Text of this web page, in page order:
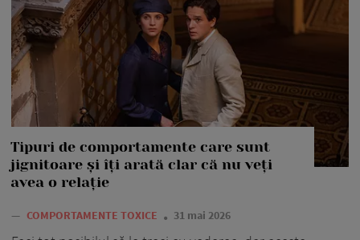
Tipuri de comportamente care sunt
jignitoare și îți arată clar că nu veți
avea o relație
— COMPORTAMENTE TOXICE 31 mai 2026